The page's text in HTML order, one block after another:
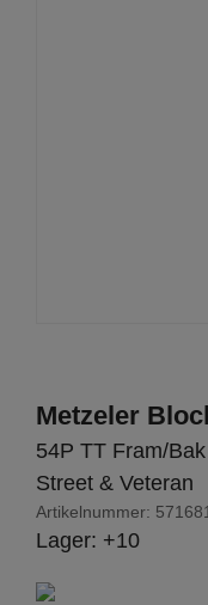
Metzeler
54P TT Fram/Bak
Street & Veteran
Artikelnummer: 571681
Lager: +10